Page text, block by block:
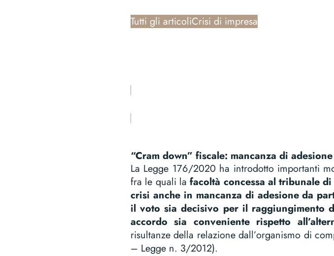
Tutti gli articoliCrisi di impresa
“Cram down” fiscale: mancanza di
La Legge 176/2020 ha introdotto importanti
fra le quali lafacoltà concessa al tribunale
crisi anche in mancanza di adesione da
il voto sia decisivo per il raggiungimento
accordo sia conveniente rispetto
risultanze della relazione dall’organismo di
– Legge n. 3/2012).